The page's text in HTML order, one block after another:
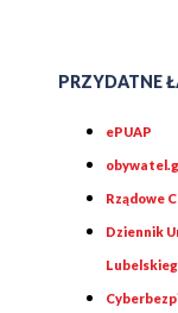
PRZYDATNE
ePUAP
Rządowe
Dziennik